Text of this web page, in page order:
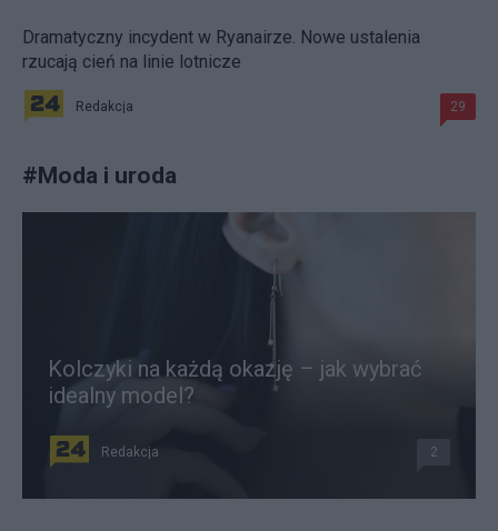
Dramatyczny incydent w Ryanairze. Nowe ustalenia
rzucają cień na linie lotnicze
Redakcja 29
#Moda i uroda
Kolczyki na każdą okazję – jak wybrać
idealny model?
Redakcja 2